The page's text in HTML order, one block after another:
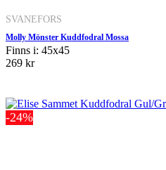
SVANEFORS
Molly Mönster Kuddfodral Mossa
Finns i: 45x45
269 kr
-24%